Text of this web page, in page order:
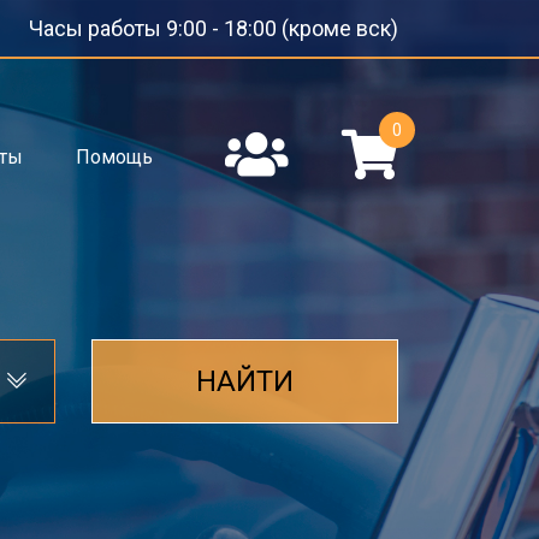
Часы работы 9:00 - 18:00 (кроме вск)
Помощь
0
НАЙТИ